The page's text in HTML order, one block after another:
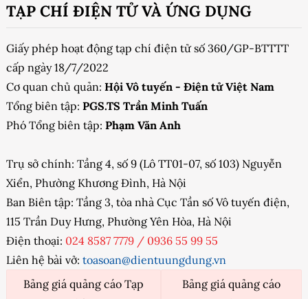
TẠP CHÍ ĐIỆN TỬ VÀ ỨNG DỤNG
Giấy phép hoạt động tạp chí điện tử số 360/GP-BTTTT
cấp ngày 18/7/2022
Cơ quan chủ quản: Hội Vô tuyến - Điện tử Việt Nam
Tổng biên tập: PGS.TS Trần Minh Tuấn
Phó Tổng biên tập: Phạm Văn Anh
Trụ sở chính: Tầng 4, số 9 (Lô TT01-07, số 103) Nguyễn
Xiển, Phường Khương Đình, Hà Nội
Ban Biên tập: Tầng 3, tòa nhà Cục Tần số Vô tuyến điện,
115 Trần Duy Hưng, Phường Yên Hòa, Hà Nội
Điện thoại: 024 8587 7779 / 0936 55 99 55
Liên hệ bài vở: toasoan@dientuungdung.vn
Bảng giá quảng cáo Tạp
Bảng giá quảng cáo